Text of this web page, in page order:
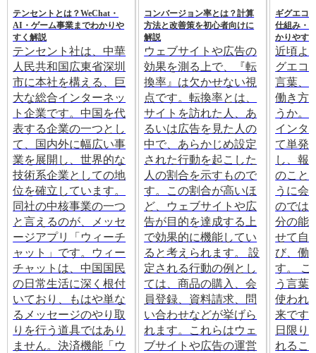
テンセントとは？WeChat・
AI・ゲーム事業までわかりや
すく解説
テンセント社は、中華
人民共和国広東省深圳
市に本社を構える、巨
大な総合インターネッ
ト企業です。中国を代
表する企業の一つとし
て、国内外に幅広い事
業を展開し、世界的な
技術系企業としての地
位を確立しています。
同社の中核事業の一つ
と言えるのが、メッセ
ージアプリ「ウィーチ
ャット」です。ウィー
チャットは、中国国民
の日常生活に深く根付
いており、もはや単な
るメッセージのやり取
りを行う道具ではあり
ません。決済機能「ウ
コンバージョン率とは？計算
方法と改善策を初心者向けに
解説
ウェブサイトや広告の
効果を測る上で、『転
換率』は欠かせない視
点です。転換率とは、
サイトを訪れた人、あ
るいは広告を見た人の
中で、あらかじめ設定
された行動を起こした
人の割合を示すもので
す。この割合が高いほ
ど、ウェブサイトや広
告が目的を達成する上
で効果的に機能してい
ると考えられます。 設
定される行動の例とし
ては、商品の購入、会
員登録、資料請求、問
い合わせなどが挙げら
れます。これらはウェ
ブサイトや広告の運営
ギグエコ
仕組み・
かりやす
近頃よ
グエコ
言葉、
働き方
うか。
インタ
て単発
し、報
のこと
うに会
のでは
分の能
せて自
び、働
す。 こ
う言葉
使われ
来です
日限り
れるこ